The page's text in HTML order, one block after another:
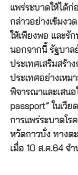
แพร่ระบาดให้ได้ก่
กล่าวอย่างเข้มงว
ให้เพียงพอ และรั
นอกจากนี้ รัฐบาล
ประเทศเสริมสร้า
ประเทศอย่างเหม
พิจารณาและเสน
passport” ในเวี
การแพร่ระบาดโร
หวัดกาวบั่ง ทางต
เมื่อ 10 ส.ค.64 จ